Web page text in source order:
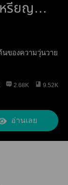
รียญ
นของความวุ่นวาย
2.68K 9.52K
อ่านเลย